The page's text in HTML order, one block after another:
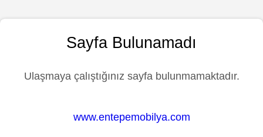
Sayfa Bulunamadı
Ulaşmaya çalıştığınız sayfa bulunmamaktadır.
www.entepemobilya.com